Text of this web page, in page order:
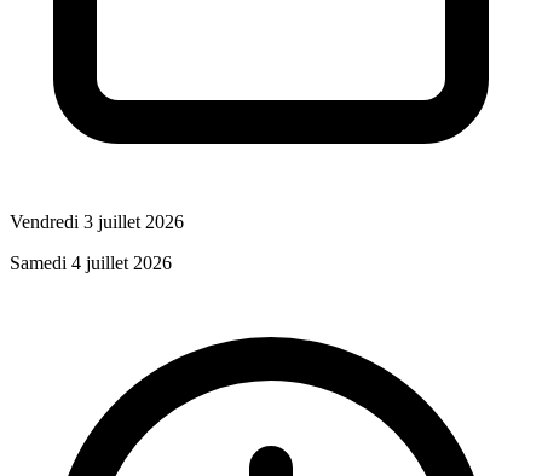
Vendredi 3 juillet 2026
Samedi 4 juillet 2026